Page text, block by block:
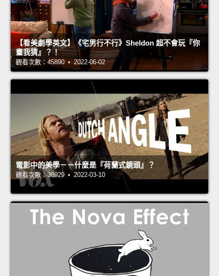
【看美劇學英文】《宅男行不行》Sheldon 超不會玩『你
畫我猜』？！
觀看次數：45890 • 2022-06-02
電影中的美學－－什麼是『荷蘭式鏡頭』？
觀看次數：38929 • 2022-03-10